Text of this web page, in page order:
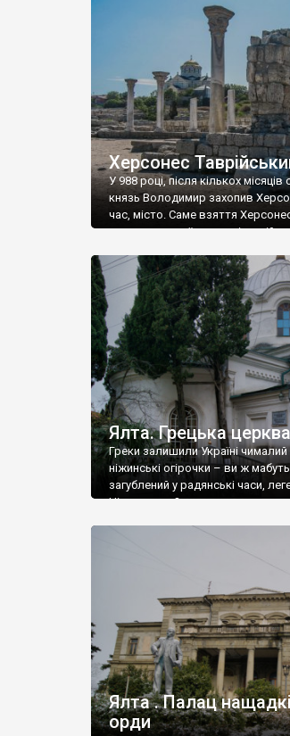
візантійської доби. Раритети
культурної спадщини ЮНЕСКО
Офіційно – на виставку «Золото
влада в Україні вважають це
Херсонес
У 988 році, після кількох
князь Володимир захопив
час, місто. Саме взяття
диктувати свої умови
Херсонесі Володимир-язичник,
християнином. А потім було
Херсонесу Таврійського
Ялта. Грецька
Греки залишили Україні
ніжинські огірочки – ви ж
загублений у радянські часи,
Ніжин греки?
Ялта . Палац
орди